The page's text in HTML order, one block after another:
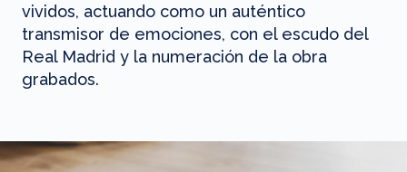
vividos, actuando como un auténtico
transmisor de emociones, con el escudo del
Real Madrid y la numeración de la obra
grabados.